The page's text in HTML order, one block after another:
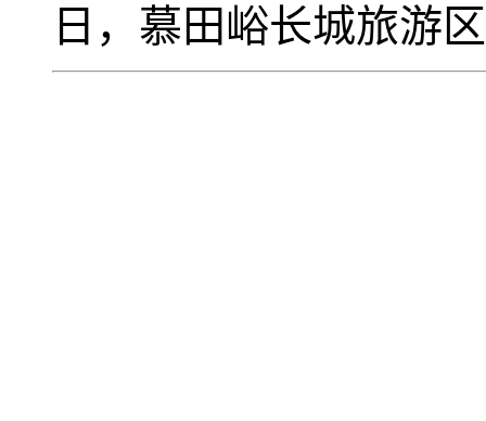
日，慕田峪长城旅游